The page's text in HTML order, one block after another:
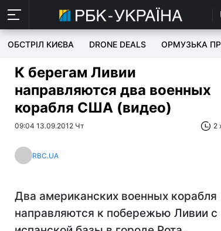
ОБСТРІЛ КИЄВА DRONE DEALS ОРМУЗЬКА
К берегам Ливии
направляются два военных
корабля США (видео)
09:04 13.09.2012 Чт 2
RBC.UA
Два американских военных корабля
направляются к побережью Ливии с